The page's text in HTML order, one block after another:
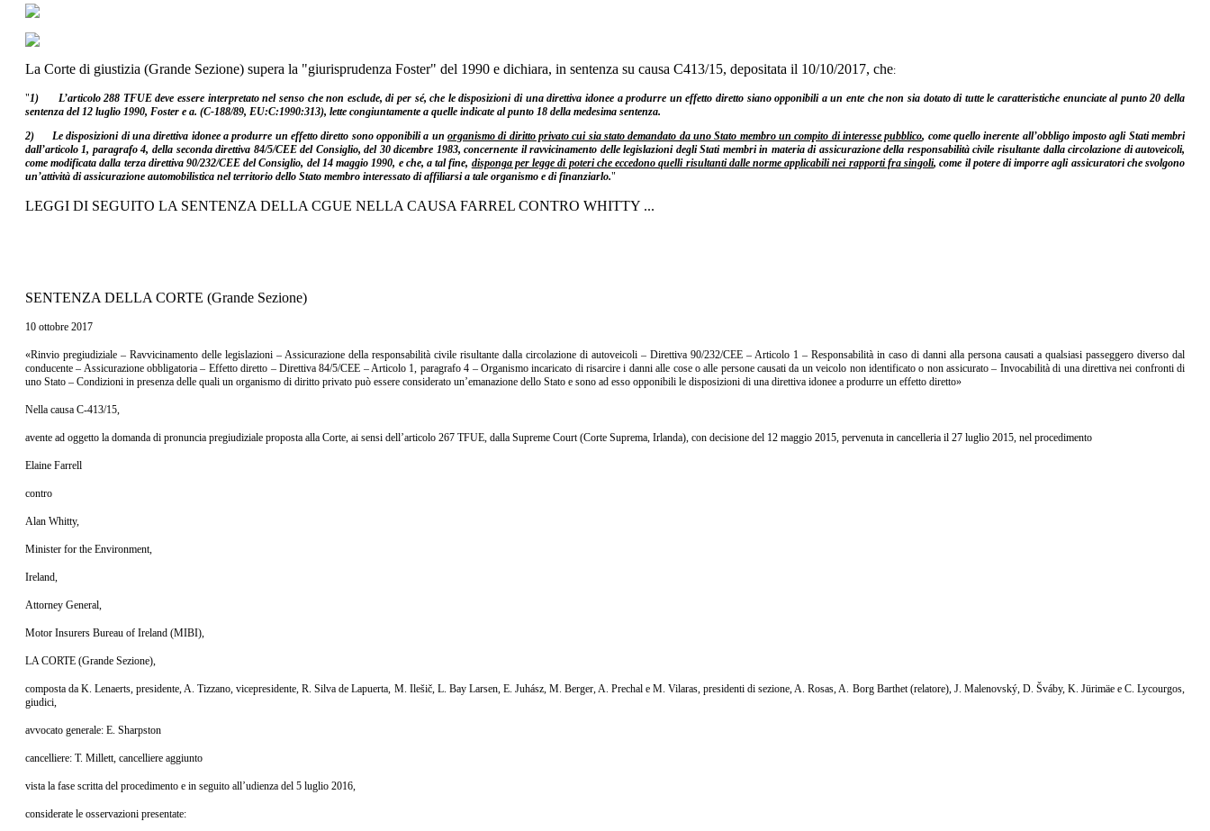
La Corte di giustizia (Grande Sezione) supera la "giurisprudenza Foster" del 1990 e dichiara, in sentenza su causa C413/15, depositata il 10/10/2017, che:
"1) L’articolo 288 TFUE deve essere interpretato nel senso che non esclude, di per sé, che le disposizioni di una direttiva idonee a produrre un effetto diretto siano opponibili a un ente che non sia dotato di tutte le caratteristiche enunciate al punto 20 della
sentenza del 12 luglio 1990, Foster e a. (C‑188/89, EU:C:1990:313), lette congiuntamente a quelle indicate al punto 18 della medesima sentenza.
2) Le disposizioni di una direttiva idonee a produrre un effetto diretto sono opponibili a un organismo di diritto privato cui sia stato demandato da uno Stato membro un compito di interesse pubblico, come quello inerente all’obbligo imposto agli Stati membri
dall’articolo 1, paragrafo 4, della seconda direttiva 84/5/CEE del Consiglio, del 30 dicembre 1983, concernente il ravvicinamento delle legislazioni degli Stati membri in materia di assicurazione della responsabilità civile risultante dalla circolazione di autoveicoli,
come modificata dalla terza direttiva 90/232/CEE del Consiglio, del 14 maggio 1990, e che, a tal fine, disponga per legge di poteri che eccedono quelli risultanti dalle norme applicabili nei rapporti fra singoli, come il potere di imporre agli assicuratori che svolgono
un’attività di assicurazione automobilistica nel territorio dello Stato membro interessato di affiliarsi a tale organismo e di finanziarlo."
LEGGI DI SEGUITO LA SENTENZA DELLA CGUE NELLA CAUSA FARREL CONTRO WHITTY ...
SENTENZA DELLA CORTE (Grande Sezione)
10 ottobre 2017
«Rinvio pregiudiziale – Ravvicinamento delle legislazioni – Assicurazione della responsabilità civile risultante dalla circolazione di autoveicoli – Direttiva 90/232/CEE – Articolo 1 – Responsabilità in caso di danni alla persona causati a qualsiasi passeggero diverso dal
conducente – Assicurazione obbligatoria – Effetto diretto – Direttiva 84/5/CEE – Articolo 1, paragrafo 4 – Organismo incaricato di risarcire i danni alle cose o alle persone causati da un veicolo non identificato o non assicurato – Invocabilità di una direttiva nei confronti di
uno Stato – Condizioni in presenza delle quali un organismo di diritto privato può essere considerato un’emanazione dello Stato e sono ad esso opponibili le disposizioni di una direttiva idonee a produrre un effetto diretto»
Nella causa C‑413/15,
avente ad oggetto la domanda di pronuncia pregiudiziale proposta alla Corte, ai sensi dell’articolo 267 TFUE, dalla Supreme Court (Corte Suprema, Irlanda), con decisione del 12 maggio 2015, pervenuta in cancelleria il 27 luglio 2015, nel procedimento
Elaine Farrell
contro
Alan Whitty,
Minister for the Environment,
Ireland,
Attorney General,
Motor Insurers Bureau of Ireland (MIBI),
LA CORTE (Grande Sezione),
composta da K. Lenaerts, presidente, A. Tizzano, vicepresidente, R. Silva de Lapuerta, M. Ilešič, L. Bay Larsen, E. Juhász, M. Berger, A. Prechal e M. Vilaras, presidenti di sezione, A. Rosas, A. Borg Barthet (relatore), J. Malenovský, D. Šváby, K. Jürimäe e C. Lycourgos,
giudici,
avvocato generale: E. Sharpston
cancelliere: T. Millett, cancelliere aggiunto
vista la fase scritta del procedimento e in seguito all’udienza del 5 luglio 2016,
considerate le osservazioni presentate: